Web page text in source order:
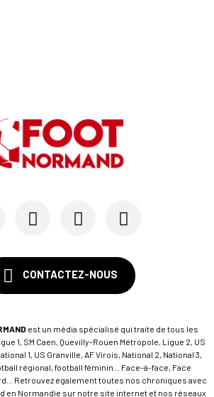
CONTACTEZ-NOUS
est un média spécialisé qui traite de tous les
1, SM Caen, Quevilly-Rouen Métropole, Ligue 2, US
1, US Granville, AF Virois, National 2, National 3,
régional, football féminin... Face-à-face, Face
Retrouvez également toutes nos chroniques avec
en Normandie sur notre site internet et nos réseaux